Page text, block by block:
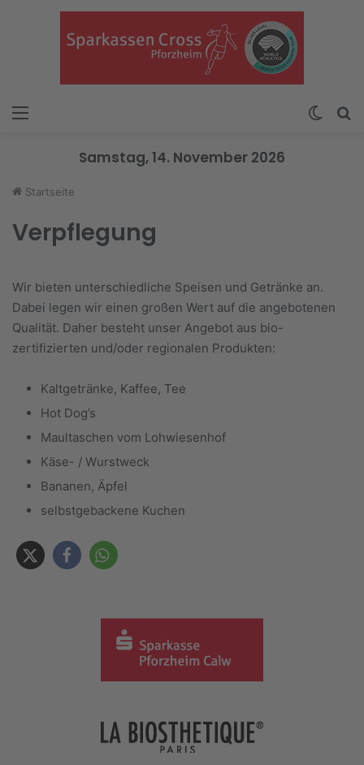
Menü Skin
Samstag, 14. November 2026
Startseite
Verpflegung
Wir bieten unterschiedliche Speisen und Getränke an.
Dabei legen wir einen großen Wert auf die angebotenen
Qualität. Daher besteht unser Angebot aus bio-
zertifizierten und/oder regionalen Produkten:
Kaltgetränke, Kaffee, Tee
Hot Dog’s
Maultaschen vom Lohwiesenhof
Käse- / Wurstweck
Bananen, Äpfel
selbstgebackene Kuchen